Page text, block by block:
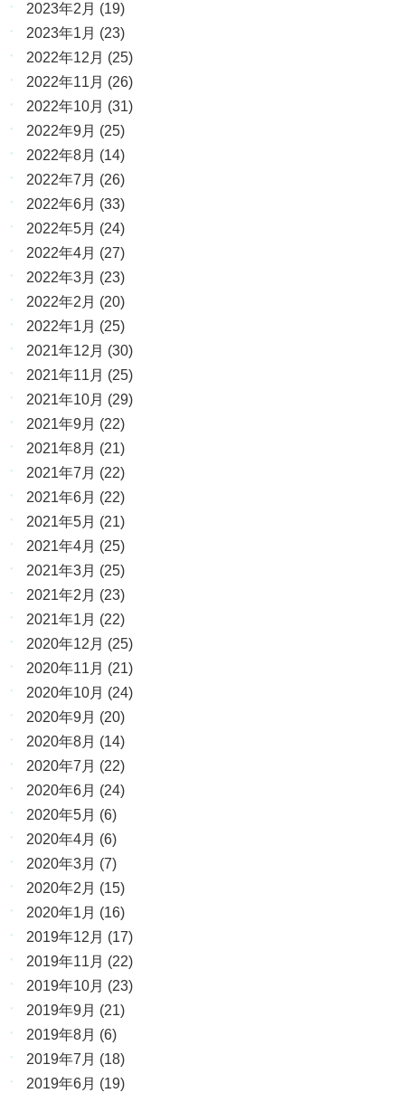
2023年2月 (19)
2023年1月 (23)
2022年12月 (25)
2022年11月 (26)
2022年10月 (31)
2022年9月 (25)
2022年8月 (14)
2022年7月 (26)
2022年6月 (33)
2022年5月 (24)
2022年4月 (27)
2022年3月 (23)
2022年2月 (20)
2022年1月 (25)
2021年12月 (30)
2021年11月 (25)
2021年10月 (29)
2021年9月 (22)
2021年8月 (21)
2021年7月 (22)
2021年6月 (22)
2021年5月 (21)
2021年4月 (25)
2021年3月 (25)
2021年2月 (23)
2021年1月 (22)
2020年12月 (25)
2020年11月 (21)
2020年10月 (24)
2020年9月 (20)
2020年8月 (14)
2020年7月 (22)
2020年6月 (24)
2020年5月 (6)
2020年4月 (6)
2020年3月 (7)
2020年2月 (15)
2020年1月 (16)
2019年12月 (17)
2019年11月 (22)
2019年10月 (23)
2019年9月 (21)
2019年8月 (6)
2019年7月 (18)
2019年6月 (19)